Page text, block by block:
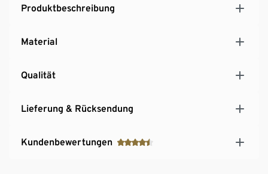
Produktbeschreibung
Material
Qualität
Lieferung & Rücksendung
Kundenbewertungen